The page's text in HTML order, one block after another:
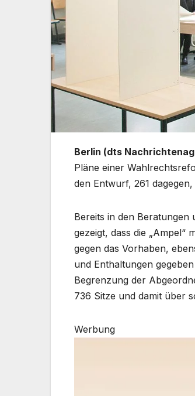
Berlin (dts
Pläne einer
den Entwurf, 261
Bereits in den
gezeigt, dass die „Ampel“
gegen das Vorhaben,
und Enthaltungen
Begrenzung der
736 Sitze und damit über
Werbung